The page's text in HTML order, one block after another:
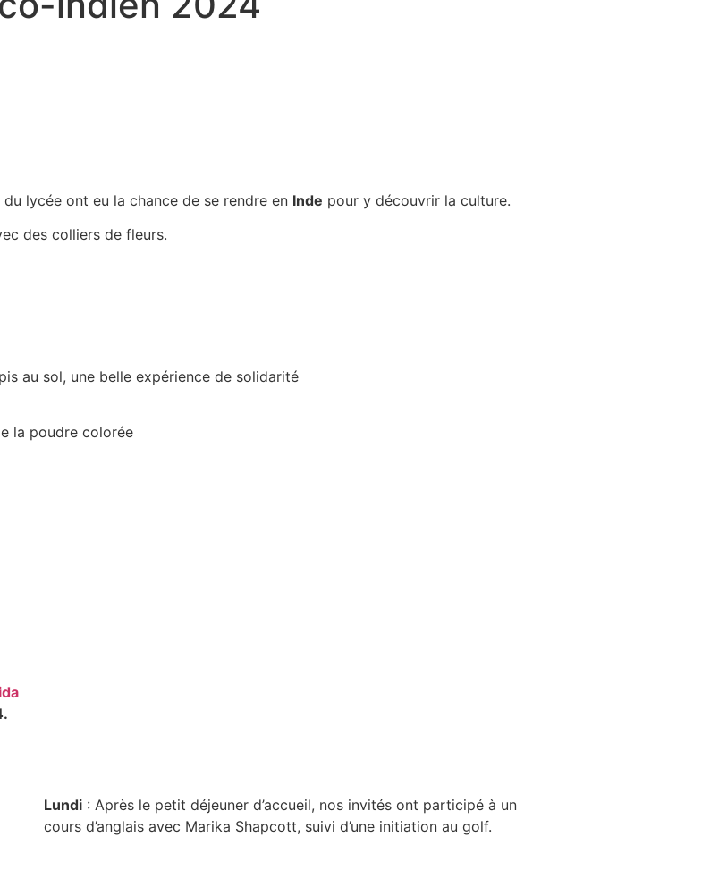
du lycée ont eu la chance de se rendre en Inde pour y découvrir la culture.
des colliers de fleurs.
au sol, une belle expérience de solidarité
la poudre colorée
Lundi : Après le petit déjeuner d’accueil, nos invités ont participé à un
cours d’anglais avec Marika Shapcott, suivi d’une initiation au golf.